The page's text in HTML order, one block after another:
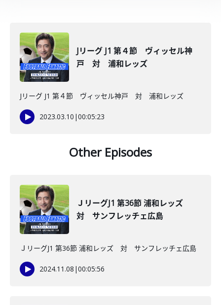
Jリーグ J1 第４節 ヴィッセル神
戸 対 浦和レッズ
Jリーグ J1 第４節 ヴィッセル神戸 対 浦和レッズ
2023.03.10 |00:05:23
Other Episodes
ＪリーグJ1 第36節 浦和レッズ
対 サンフレッチェ広島
ＪリーグJ1 第36節 浦和レッズ 対 サンフレッチェ広島
2024.11.08 |00:05:56